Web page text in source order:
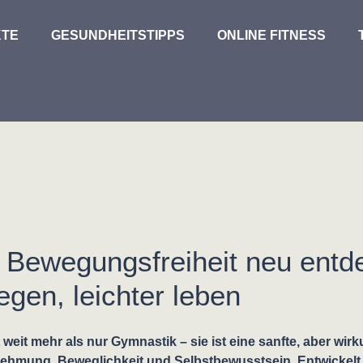
GESUNDHEITSTIPPS ONLINE FITNESS
neu
leichter leben
mehr als nur Gymnastik – sie ist eine sanfte, aber